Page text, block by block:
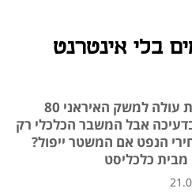
עולים 10 ימים בלי אינטרנט
כל יום של החשכה דיגיטלית עולה למשק האיראני 80
אבל המשבר הכלכלי רק
הנפט אם המשטר ייפול?
כלכליסט